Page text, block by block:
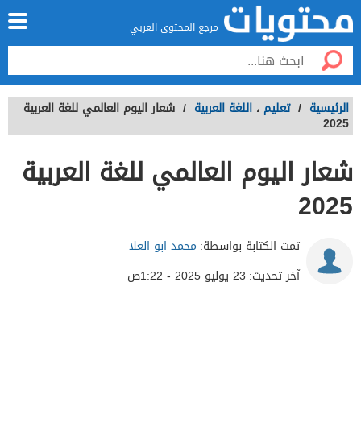
مرجع المحتوى العربي
الرئيسية / تعليم ، اللغة العربية / شعار اليوم العالمي للغة العربية
2025
شعار اليوم العالمي للغة العربية
2025
تمت الكتابة بواسطة: محمد ابو العلا
آخر تحديث: 23 يوليو 2025 - 1:22ص